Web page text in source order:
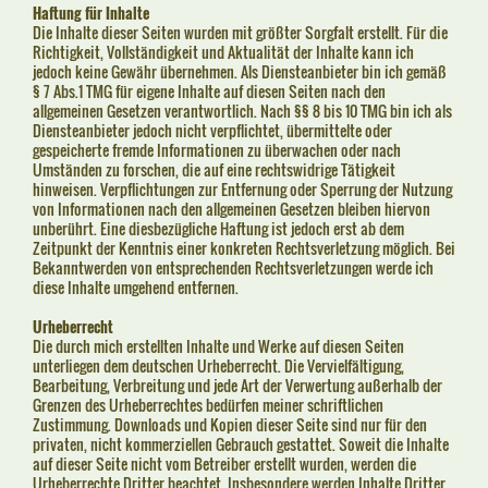
Haftung für Inhalte
Die Inhalte dieser Seiten wurden mit größter Sorgfalt erstellt. Für die
Richtigkeit, Vollständigkeit und Aktualität der Inhalte kann ich
jedoch keine Gewähr übernehmen. Als Diensteanbieter bin ich gemäß
§ 7 Abs.1 TMG für eigene Inhalte auf diesen Seiten nach den
allgemeinen Gesetzen verantwortlich. Nach §§ 8 bis 10 TMG bin ich als
Diensteanbieter jedoch nicht verpflichtet, übermittelte oder
gespeicherte fremde Informationen zu überwachen oder nach
Umständen zu forschen, die auf eine rechtswidrige Tätigkeit
hinweisen. Verpflichtungen zur Entfernung oder Sperrung der Nutzung
von Informationen nach den allgemeinen Gesetzen bleiben hiervon
unberührt. Eine diesbezügliche Haftung ist jedoch erst ab dem
Zeitpunkt der Kenntnis einer konkreten Rechtsverletzung möglich. Bei
Bekanntwerden von entsprechenden Rechtsverletzungen werde ich
diese Inhalte umgehend entfernen.
Urheberrecht
Die durch mich erstellten Inhalte und Werke auf diesen Seiten
unterliegen dem deutschen Urheberrecht. Die Vervielfältigung,
Bearbeitung, Verbreitung und jede Art der Verwertung außerhalb der
Grenzen des Urheberrechtes bedürfen meiner schriftlichen
Zustimmung. Downloads und Kopien dieser Seite sind nur für den
privaten, nicht kommerziellen Gebrauch gestattet. Soweit die Inhalte
auf dieser Seite nicht vom Betreiber erstellt wurden, werden die
Urheberrechte Dritter beachtet. Insbesondere werden Inhalte Dritter